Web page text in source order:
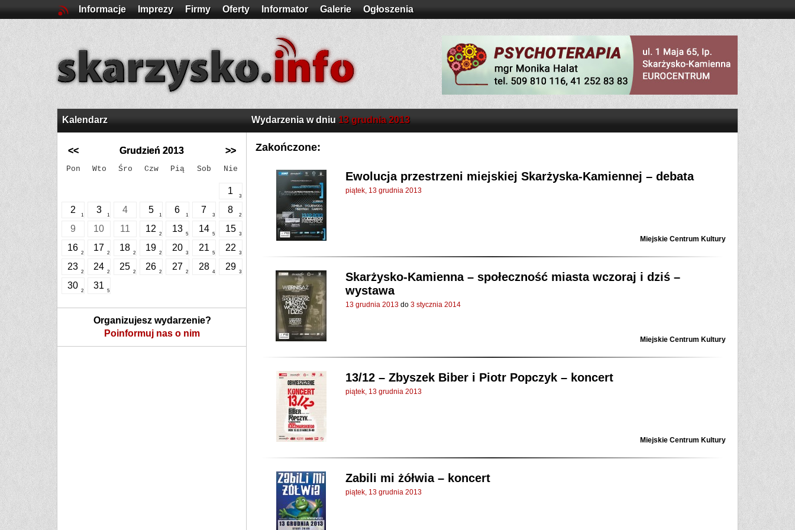
Informacje Imprezy Firmy Oferty Informator Galerie Ogłoszenia
Kalendarz
<< Grudzień 2013 >>
Pon Wto Śro Czw Pią Sob Nie
1
3
2
1
3
1
4 5
1
6
1
7
3
8
2
9 10 11 12
2
13
5
14
5
15
3
16
2
17
2
18
2
19
2
20
3
21
5
22
3
23
2
24
2
25
2
26
2
27
2
28
4
29
3
30
2
31
5
Organizujesz wydarzenie?
Poinformuj nas o nim
Wydarzenia w dniu 13 grudnia 2013
Zakończone:
Ewolucja przestrzeni miejskiej Skarżyska-Kamiennej – debata
piątek, 13 grudnia 2013
Miejskie Centrum Kultury
Skarżysko-Kamienna – społeczność miasta wczoraj i dziś –
wystawa
13 grudnia 2013 do 3 stycznia 2014
Miejskie Centrum Kultury
13/12 – Zbyszek Biber i Piotr Popczyk – koncert
piątek, 13 grudnia 2013
Miejskie Centrum Kultury
Zabili mi żółwia – koncert
piątek, 13 grudnia 2013